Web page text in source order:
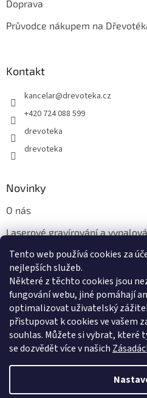
Tento web používá cookies za
nejlepších služeb.
Některé z těchto cookies jsou
fungování webu, jiné pomáhají
optimalizovat uživatelský
přistupovat k cookies ve vašem
souhlas. Můžete si vybrat, které
se dozvědět více v našich
Doprava
Průvodce nákupem na
Kontakt
kancelar@drevoteka.cz
+420 724 088 599
drevoteka
drevoteka
Novinky
O nás
Laserové gravírování a
Proč jíst z přírodních dřevěných
Volba